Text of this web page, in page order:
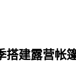
搭建露营帐